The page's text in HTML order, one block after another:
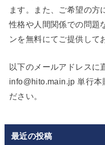
ます。また、ご希望の方
性格や人間関係での問題
ンを無料にてご提供して
以下のメールアドレスに
info@hito.main.jp 単行本
ださい。
最近の投稿